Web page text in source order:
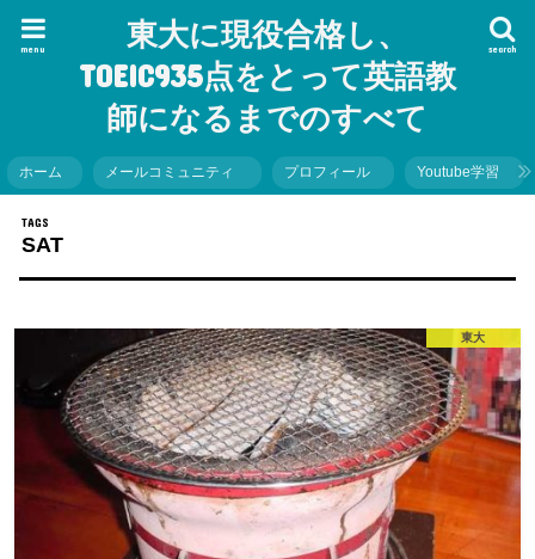
東大に現役合格し、
TOEIC935点をとって英語教
師になるまでのすべて
search
menu
ホーム メールコミュニティ プロフィール Youtube学習
SAT
東大